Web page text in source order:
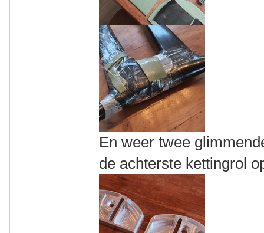
En weer twee
de achterste kettingrol